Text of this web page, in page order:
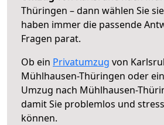
Thüringen – dann wählen Sie
haben immer die passende
Fragen parat.
Ob ein Privatumzug von
Mühlhausen-Thüringen oder
Umzug nach Mühlhausen-
damit Sie problemlos und
können.